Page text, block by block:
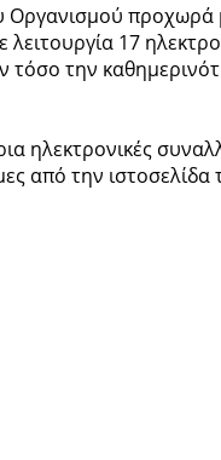
Οργανισμού προχωρά
17
τόσο την
ηλεκτρονικές
από την